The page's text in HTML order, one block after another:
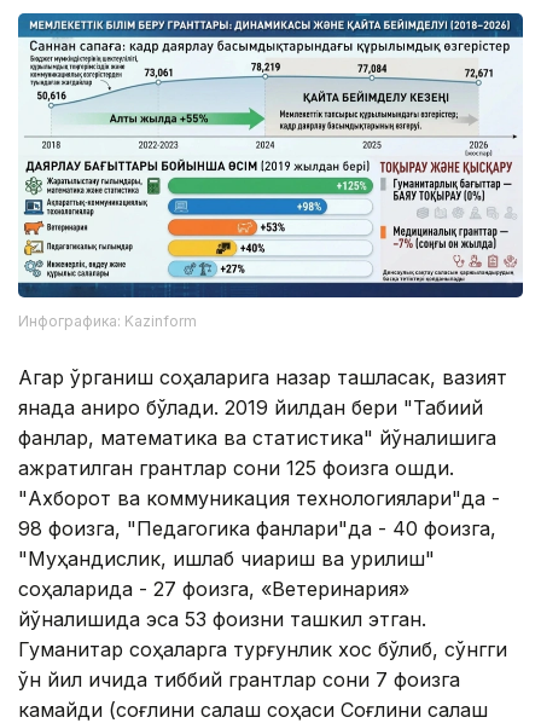
Инфографика: Kazinform
Агар ўрганиш соҳаларига назар ташласак, вазият
янада аниқроқ бўлади. 2019 йилдан бери "Табиий
фанлар, математика ва статистика" йўналишига
ажратилган грантлар сони 125 фоизга ошди.
"Ахборот ва коммуникация технологиялари"да -
98 фоизга, "Педагогика фанлари"да - 40 фоизга,
"Муҳандислик, ишлаб чиқариш ва қурилиш"
соҳаларида - 27 фоизга, «Ветеринария»
йўналишида эса 53 фоизни ташкил этган.
Гуманитар соҳаларга турғунлик хос бўлиб, сўнгги
ўн йил ичида тиббий грантлар сони 7 фоизга
камайди (соғлиқни сақлаш соҳаси Соғлиқни сақлаш